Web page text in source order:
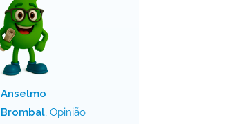
Anselmo
Brombal, Opinião